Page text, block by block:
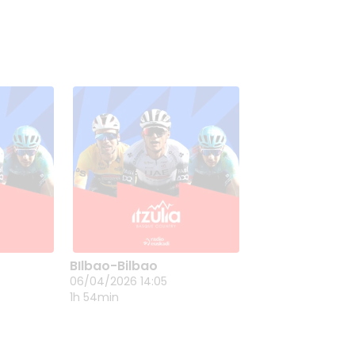
BILBAO-BILBAO
06/04/2026 14:05
BIlbao-Bilbao
06/04/2026 14:05
1h 54min